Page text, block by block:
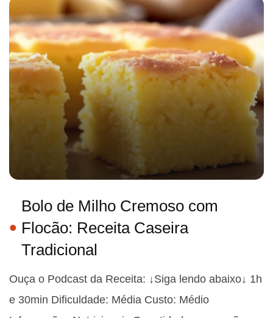
Bolo de Milho Cremoso com
Flocão: Receita Caseira
Tradicional
Ouça o Podcast da Receita: ↓Siga lendo abaixo↓ 1h
e 30min Dificuldade: Média Custo: Médio